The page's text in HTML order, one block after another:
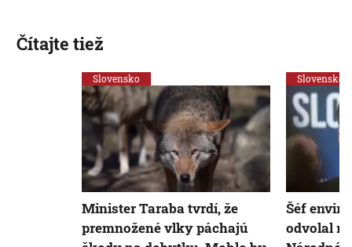
Čítajte tiež
Slovensko
Minister Taraba tvrdí, že
premnožené vlky páchajú
Slovensko
Šéf
odvolal